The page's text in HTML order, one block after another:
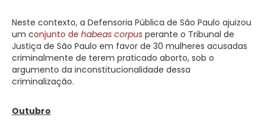
Neste contexto, a Defensoria Pública de São Paulo ajuizou
um conjunto de habeas corpus perante o Tribunal de
Justiça de São Paulo em favor de 30 mulheres acusadas
criminalmente de terem praticado aborto, sob o
argumento da inconstitucionalidade dessa
criminalização.
Outubro